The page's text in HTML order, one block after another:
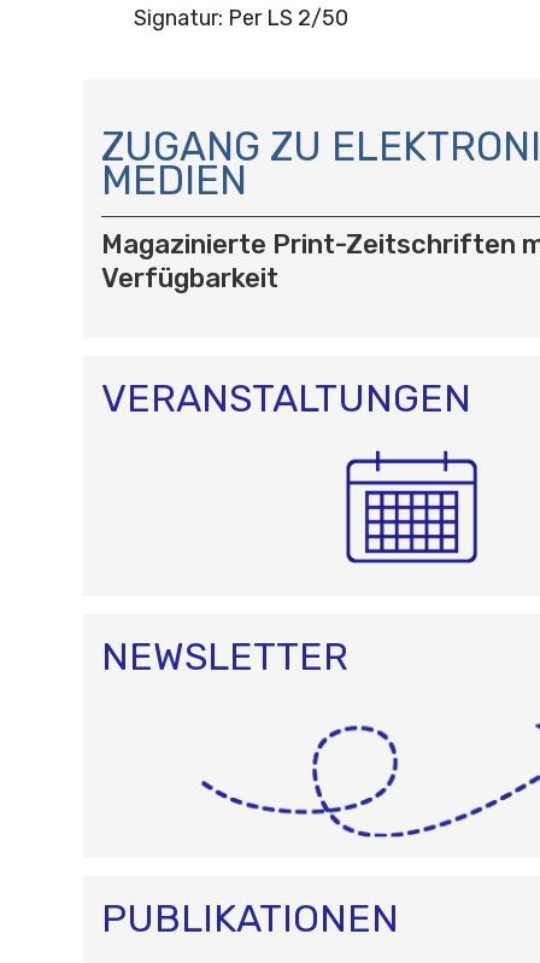
Signatur: Per LS 2/50
A
V
I
G
A
T
I
ZUGANG ZU
MEDIEN
Magazinierte Print-Zeitschriften
Verfügbarkeit
VERANSTALTUNGEN
NEWSLETTER
PUBLIKATIONEN